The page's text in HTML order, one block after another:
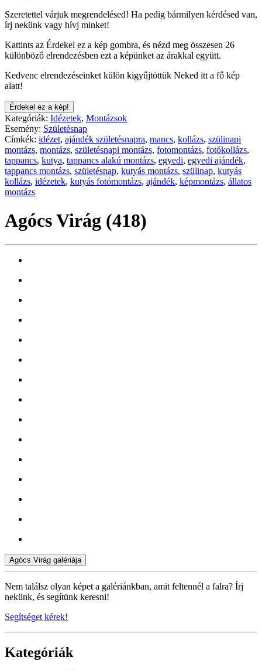
Szeretettel várjuk megrendelésed! Ha pedig bármilyen kérdésed van,
írj nekünk vagy hívj minket!
Kattints az Érdekel ez a kép gombra, és nézd meg összesen 26
különböző elrendezésben ezt a képünket az árakkal együtt.
Kedvenc elrendezéseinket külön kigyűjtöttük Neked itt a fő kép
alatt!
Érdekel ez a kép!
Kategóriák: Idézetek, Montázsok
Esemény: Születésnap
Címkék: idézet, ajándék születésnapra, mancs, kollázs, szülinapi
montázs, montázs, születésnapi montázs, fotomontázs, fotókollázs,
tappancs, kutya, tappancs alakú montázs, egyedi, egyedi ajándék,
tappancs montázs, születésnap, kutyás montázs, szülinap, kutyás
kollázs, idézetek, kutyás fotómontázs, ajándék, képmontázs, állatos
montázs
Agócs Virág (418)
Agócs Virág galériája
Nem találsz olyan képet a galériánkban, amit feltennél a falra? Írj
nekünk, és segítünk keresni!
Segítséget kérek!
Kategóriák